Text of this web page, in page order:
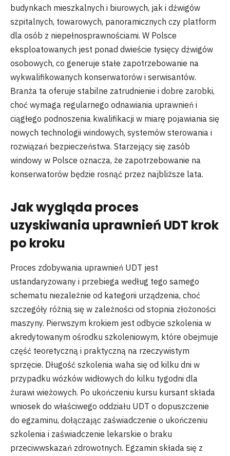
budynkach mieszkalnych i biurowych, jak i dźwigów
szpitalnych, towarowych, panoramicznych czy platform
dla osób z niepełnosprawnościami. W Polsce
eksploatowanych jest ponad dwieście tysięcy dźwigów
osobowych, co generuje stałe zapotrzebowanie na
wykwalifikowanych konserwatorów i serwisantów.
Branża ta oferuje stabilne zatrudnienie i dobre zarobki,
choć wymaga regularnego odnawiania uprawnień i
ciągłego podnoszenia kwalifikacji w miarę pojawiania się
nowych technologii windowych, systemów sterowania i
rozwiązań bezpieczeństwa. Starzejący się zasób
windowy w Polsce oznacza, że zapotrzebowanie na
konserwatorów będzie rosnąć przez najbliższe lata.
Jak wygląda proces
uzyskiwania uprawnień UDT krok
po kroku
Proces zdobywania uprawnień UDT jest
ustandaryzowany i przebiega według tego samego
schematu niezależnie od kategorii urządzenia, choć
szczegóły różnią się w zależności od stopnia złożoności
maszyny. Pierwszym krokiem jest odbycie szkolenia w
akredytowanym ośrodku szkoleniowym, które obejmuje
część teoretyczną i praktyczną na rzeczywistym
sprzęcie. Długość szkolenia waha się od kilku dni w
przypadku wózków widłowych do kilku tygodni dla
żurawi wieżowych. Po ukończeniu kursu kursant składa
wniosek do właściwego oddziału UDT o dopuszczenie
do egzaminu, dołączając zaświadczenie o ukończeniu
szkolenia i zaświadczenie lekarskie o braku
przeciwwskazań zdrowotnych. Egzamin składa się z